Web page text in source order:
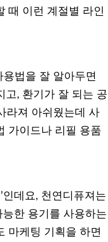
때 이런 계절별 라인
법을 잘 알아두면
고, 환기가 잘 되는 공
라져 아쉬웠는데 사
가이드나 리필 용품
데요, 천연디퓨져는
한 용기를 사용하는
마케팅 기획을 하면